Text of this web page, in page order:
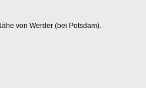
von Werder (bei Potsdam).